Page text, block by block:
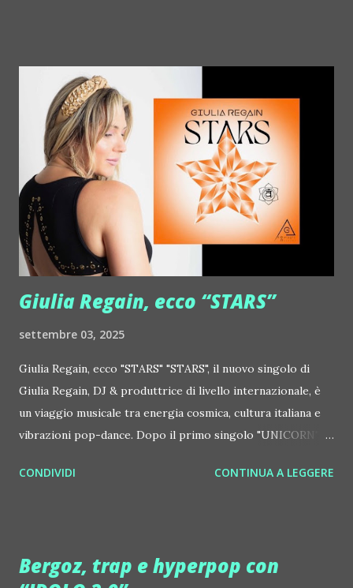
Deian :: http://www.myspace.com/deiansong Dixon ::
http://www.myspace.com/justdixon Frivolous ::
http://www.myspace.com/frivolouslive Frost ::
http://www.myspace.com/frostnorway Gonzales ::
http://www.myspace.com/gonzpiration Italian Laptop
Orchestra feat. Alessio Bertallot Jimmy Edgar ::
http://www.myspace.com/colorstrip Jon Hopkins ::
http://www.myspace.com/jonhopkins Le Luci della
Centrale Elettrica Loco Dice ::
http://www.myspace.com/locod...
Giulia Regain, ecco “STARS”
settembre 03, 2025
Giulia Regain, ecco "STARS" "STARS", il nuovo singolo di
Giulia Regain, DJ & produttrice di livello internazionale, è
un viaggio musicale tra energia cosmica, cultura italiana e
vibrazioni pop-dance. Dopo il primo singolo "UNICORN",
seconda release intitolata "STARS", interpretata dalla voce
tra Giulia Regain e Dhany, già insieme in precedenti
CONDIVIDI CONTINUA A LEGGERE
Bergoz, trap e hyperpop con